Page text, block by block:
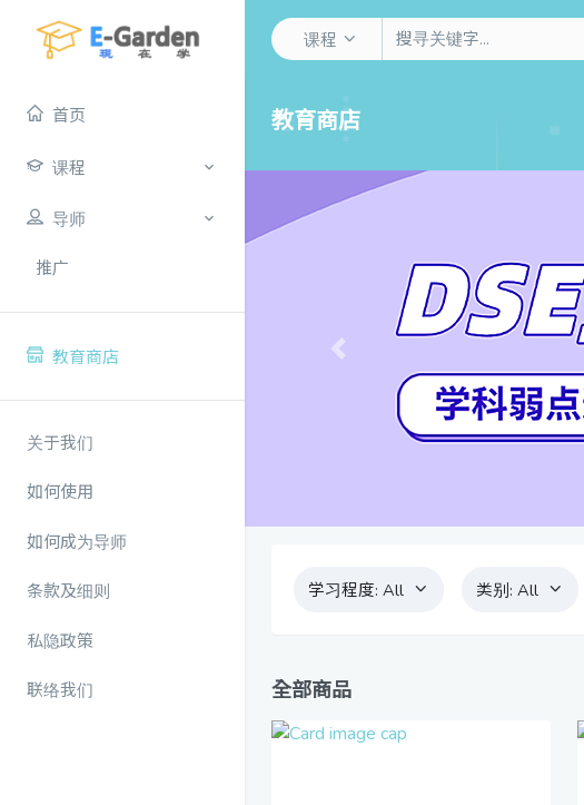
课程
首页
课程
导师
推广
教育商店
关于我们
如何使用
如何成为导师
条款及细则
私隐政策
联络我们
教育商店
Previous
学习程度: All 类别: All
全部商品